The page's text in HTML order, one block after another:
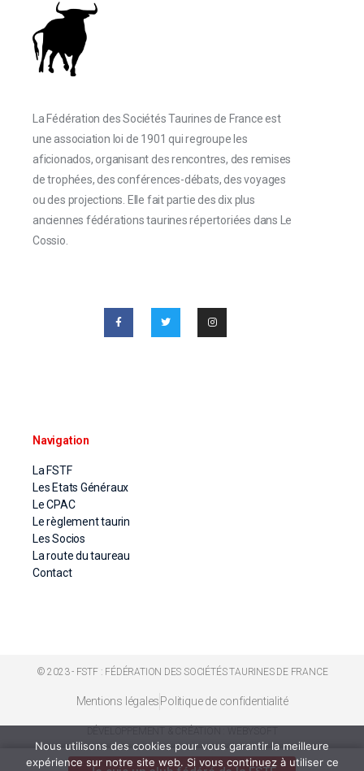
La Fédération des Sociétés Taurines de France est
une association loi de 1901 qui regroupe les
aficionados, organisant des rencontres, des remises
de trophées, des conférences-débats, des voyages
ou des projections. Elle fait partie des dix plus
anciennes fédérations taurines répertoriées dans Le
Cossio.
Navigation
La FSTF
Les Etats Généraux
Le CPAC
Le règlement taurin
Les Socios
La route du taureau
Contact
© 2023 - FSTF : FÉDÉRATION DES SOCIÉTÉS TAURINES DE FRANCE
Mentions légales Politique de confidentialité
Nous utilisons des cookies pour vous garantir la meilleure
expérience sur notre site web. Si vous continuez à utiliser ce